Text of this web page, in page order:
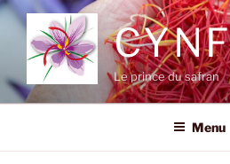
Aller
contenu
principal
Le prince du safran
Menu